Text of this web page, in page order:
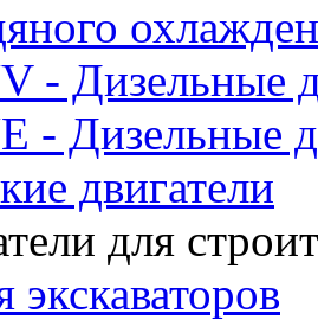
- Дизельные
- Дизельные
двигатели
для
экскаваторов